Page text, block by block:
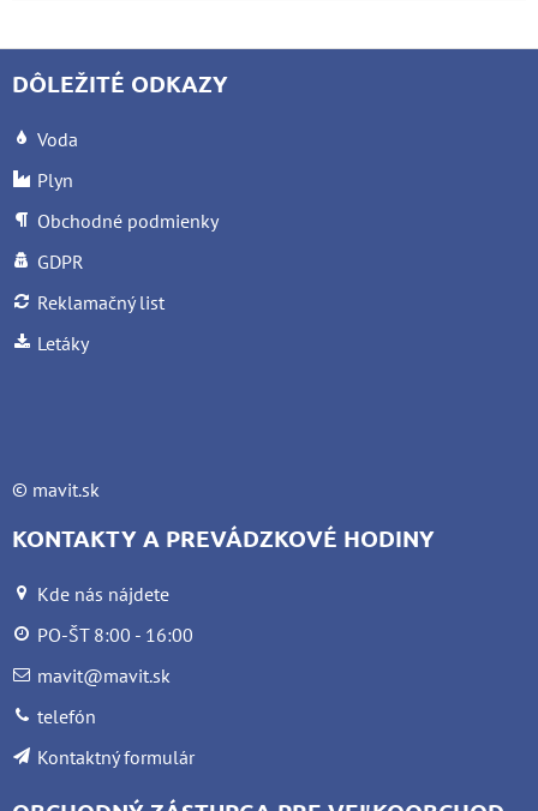
DÔLEŽITÉ ODKAZY
Voda
Plyn
Obchodné podmienky
GDPR
Reklamačný list
Letáky
© mavit.sk
KONTAKTY A PREVÁDZKOVÉ HODINY
Kde nás nájdete
PO-ŠT 8:00 - 16:00
mavit@mavit.sk
telefón
Kontaktný formulár